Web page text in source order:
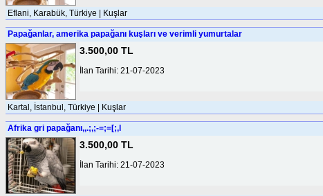
Eflani, Karabük, Türkiye | Kuşlar
Papağanlar, amerika papağanı kuşları ve verimli yumurtalar
3.500,00 TL
İlan Tarihi: 21-07-2023
Kartal, İstanbul, Türkiye | Kuşlar
Afrika gri papağanı,,.;,;-=;=[;,l
3.500,00 TL
İlan Tarihi: 21-07-2023